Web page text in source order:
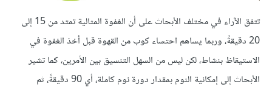
تتفق الآراء في مختلف الأبحاث على أن الغفوة المثالية تمتد من 15 إلى
20 دقيقةً، وربما يساهم احتساء كوب من القهوة قبل أخذ الغفوة في
الاستيقاظ بنشاط، لكن ليس من السهل التنسيق بين الأمرين، كما تشير
الأبحاث إلى إمكانية النوم بمقدار دورة نوم كاملة، أي 90 دقيقةً، ثم